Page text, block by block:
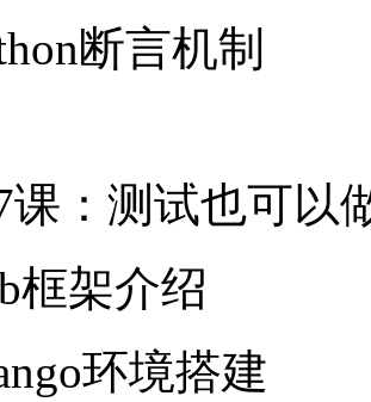
断言机制
课：测试也可以
框架介绍
环境搭建